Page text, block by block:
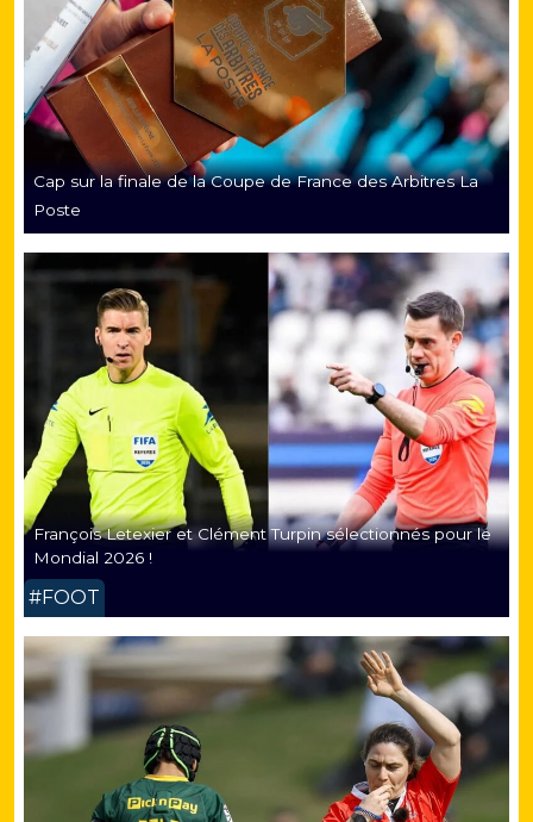
Cap sur la finale de la Coupe de France des Arbitres La
Poste
François Letexier et Clément Turpin sélectionnés pour le
Mondial 2026 !
#FOOT